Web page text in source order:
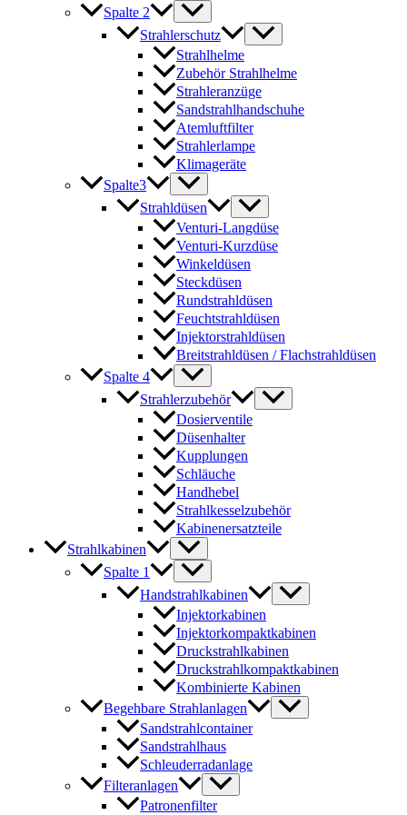
Spalte 2
Strahlerschutz
Strahlhelme
Zubehör Strahlhelme
Strahleranzüge
Sandstrahlhandschuhe
Atemluftfilter
Strahlerlampe
Klimageräte
Spalte3
Strahldüsen
Venturi-Langdüse
Venturi-Kurzdüse
Winkeldüsen
Steckdüsen
Rundstrahldüsen
Feuchtstrahldüsen
Injektorstrahldüsen
Breitstrahldüsen / Flachstrahldüsen
Spalte 4
Strahlerzubehör
Dosierventile
Düsenhalter
Kupplungen
Schläuche
Handhebel
Strahlkesselzubehör
Kabinenersatzteile
Strahlkabinen
Spalte 1
Handstrahlkabinen
Injektorkabinen
Injektorkompaktkabinen
Druckstrahlkabinen
Druckstrahlkompaktkabinen
Kombinierte Kabinen
Begehbare Strahlanlagen
Sandstrahlcontainer
Sandstrahlhaus
Schleuderradanlage
Filteranlagen
Patronenfilter